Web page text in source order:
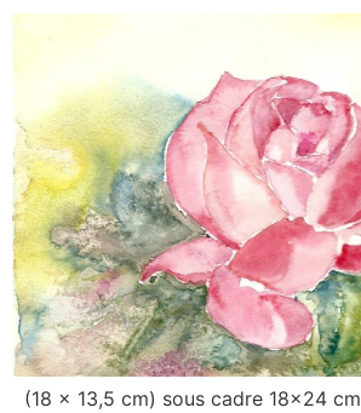
(18 x 13,5 cm) sous cadre 18×24 cm